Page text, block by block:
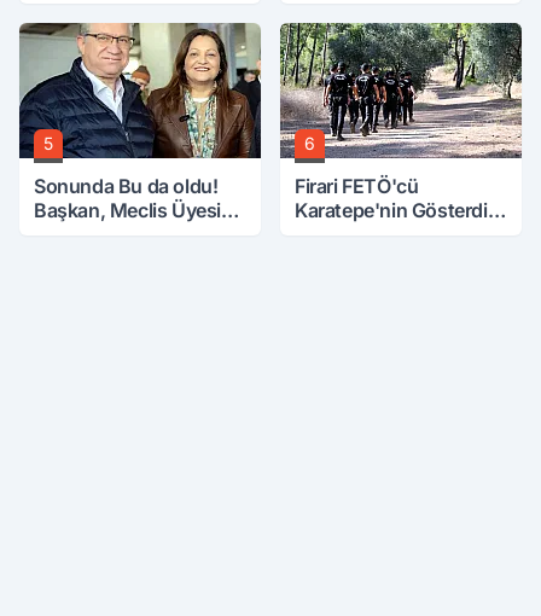
Üzerine Çıkarıldı
5
Sonunda Bu da oldu!
Başkan, Meclis Üyesini
6
Firari FETÖ'cü
Karatepe'nin Gösterdiği